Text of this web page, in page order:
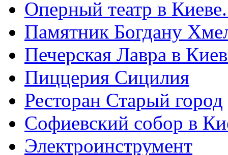
Оперный театр в
Памятник Богдану
Печерская Лавра в
Пиццерия Сицилия
Ресторан Старый город
Софиевский собор в
Электроинструмент